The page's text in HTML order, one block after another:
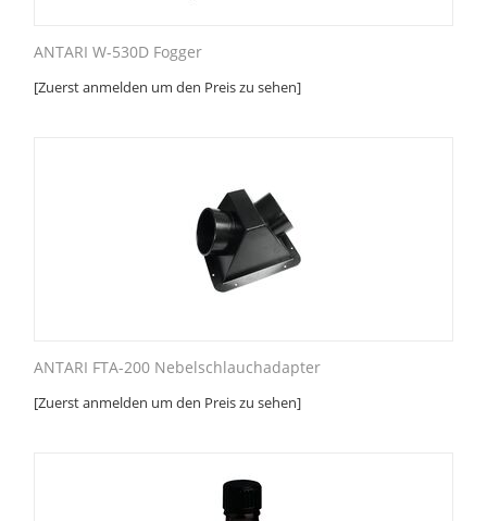
ANTARI W-530D Fogger
[Zuerst anmelden um den Preis zu sehen]
ANTARI FTA-200 Nebelschlauchadapter
[Zuerst anmelden um den Preis zu sehen]